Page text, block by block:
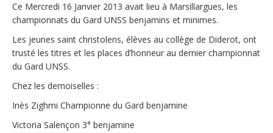
Ce Mercredi 16 Janvier 2013 avait lieu à Marsillargues, les
championnats du Gard UNSS benjamins et minimes.
Les jeunes saint christolens, élèves au collège de Diderot, ont
trusté les titres et les places d’honneur au dernier championnat
du Gard UNSS.
Chez les demoiselles :
Inès Zighmi Championne du Gard benjamine
Victoria Salençon 3° benjamine